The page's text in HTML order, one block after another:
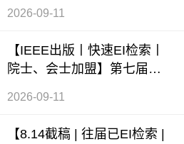
2026-09-11
【IEEE出版丨快速EI检索丨
院士、会士加盟】第七届现
2026-09-11
【8.14截稿 | 往届已EI检索 |